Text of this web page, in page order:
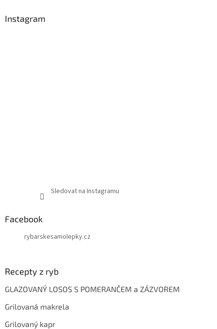
Instagram
Sledovat na Instagramu
Facebook
rybarskesamolepky.cz
Recepty z ryb
GLAZOVANÝ LOSOS S POMERANČEM a ZÁZVOREM
Grilovaná makrela
Grilovaný kapr